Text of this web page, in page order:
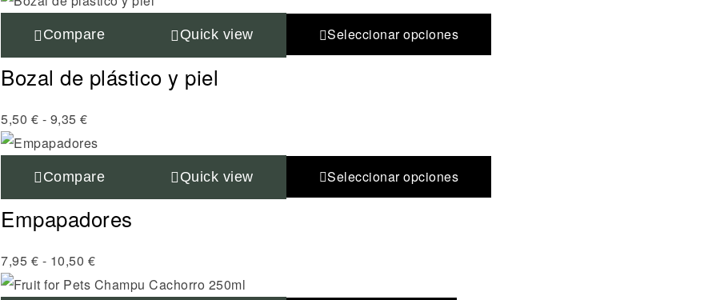
Compare Quick view Seleccionar opciones
Bozal de plástico y piel
5,50 € - 9,35 €
Compare Quick view Seleccionar opciones
Empapadores
7,95 € - 10,50 €